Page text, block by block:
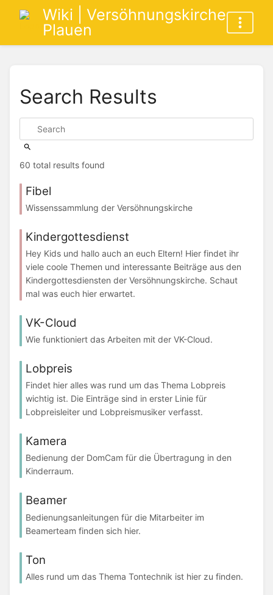
Wiki | Versöhnungskirche
Plauen
Search Results
60 total results found
Fibel
Wissenssammlung der Versöhnungskirche
Kindergottesdienst
Hey Kids und hallo auch an euch Eltern! Hier findet ihr
viele coole Themen und interessante Beiträge aus den
Kindergottesdiensten der Versöhnungskirche. Schaut
mal was euch hier erwartet.
VK-Cloud
Wie funktioniert das Arbeiten mit der VK-Cloud.
Lobpreis
Findet hier alles was rund um das Thema Lobpreis
wichtig ist. Die Einträge sind in erster Linie für
Lobpreisleiter und Lobpreismusiker verfasst.
Kamera
Bedienung der DomCam für die Übertragung in den
Kinderraum.
Beamer
Bedienungsanleitungen für die Mitarbeiter im
Beamerteam finden sich hier.
Ton
Alles rund um das Thema Tontechnik ist hier zu finden.